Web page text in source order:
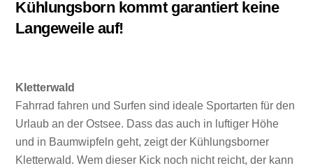
Kühlungsborn kommt garantiert keine
Langeweile auf!
Kletterwald
Fahrrad fahren und Surfen sind ideale Sportarten für den
Urlaub an der Ostsee. Dass das auch in luftiger Höhe
und in Baumwipfeln geht, zeigt der Kühlungsborner
Kletterwald. Wem dieser Kick noch nicht reicht, der kann